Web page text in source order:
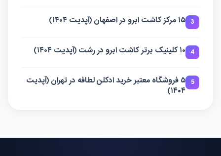
3 ۱۵ مرکز کاشت ابرو در اصفهان (آپدیت ۱۴۰۴)
4 ۱۰ کلینیک برتر کاشت ابرو در رشت (آپدیت ۱۴۰۴)
5
۵ فروشگاه معتبر خرید ادکلن لطافه در تهران (آپدیت
۱۴۰۴)